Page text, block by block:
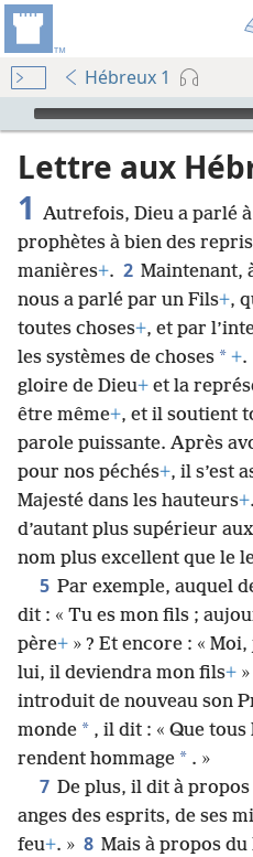
Hébreux 1
Audio Player
Lettre aux
1 Autrefois, Dieu a parlé
prophètes à bien des
manières+. 2 Maintenant,
nous a parlé par un Fils+,
toutes choses+, et par
les systèmes de choses * +.
gloire de Dieu+ et la
être même+, et il soutient
parole puissante. Après
pour nos péchés+, il s’est
Majesté dans les hauteurs+.
d’autant plus supérieur
nom plus excellent que le
5 Par exemple, auquel
dit : « Tu es mon fils ;
père+ » ? Et encore : «
lui, il deviendra mon fils+
introduit de nouveau son
monde * , il dit : « Que tous
rendent hommage * . »
7 De plus, il dit à propos
anges des esprits, de ses
feu+. » 8 Mais à propos